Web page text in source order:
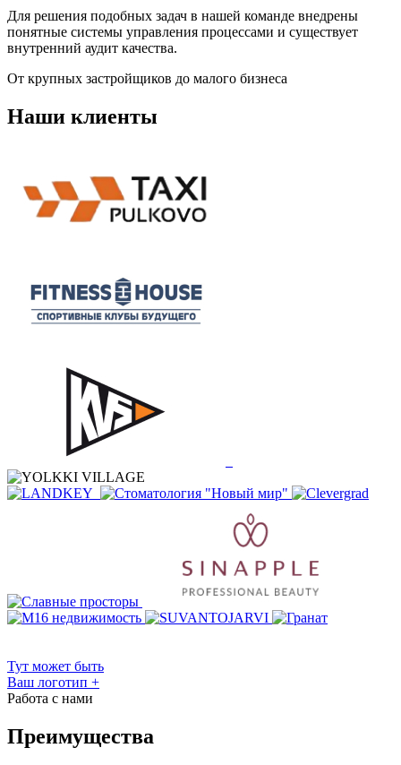
Для решения подобных задач в нашей команде внедрены
понятные системы управления процессами и существует
внутренний аудит качества.
От крупных застройщиков до малого бизнеса
Наши клиенты
Тут может быть
Ваш логотип +
Работа с нами
Преимущества